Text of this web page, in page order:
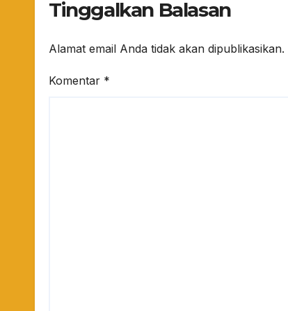
Hukum
Tinggalkan Balasan
Alamat email Anda tidak akan dipublikasikan.
Komentar *